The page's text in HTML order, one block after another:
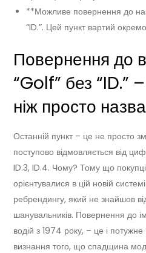
**Можливе повернення до
“ID.”. Цей пункт вартий
Повернення до
“Golf” без “ID.”
ніж просто назва
Останній пункт – це не просто
поступово відмовляється від
ID.3, ID.4. Чому? Тому що
орієнтувалися в цій новій
ребрендингу, який не знайшов
шанувальників. Повернення до
водій з 1974 року, – це і
визнання того, що спадщина